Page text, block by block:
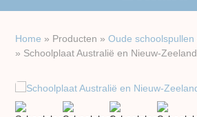
Home » Producten »Oude schoolspullen
» Schoolplaat Australië en Nieuw-Zeeland